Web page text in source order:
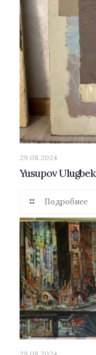
29.08.2024
Yusupov Ulugbek
Подробнее